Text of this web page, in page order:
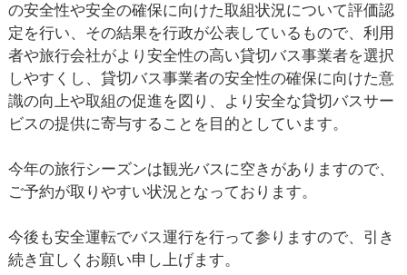
の安全性や安全の確保に向けた取組状況について評価認
定を行い、その結果を行政が公表しているもので、利用
者や旅行会社がより安全性の高い貸切バス事業者を選択
しやすくし、貸切バス事業者の安全性の確保に向けた意
識の向上や取組の促進を図り、より安全な貸切バスサー
ビスの提供に寄与することを目的としています。
今年の旅行シーズンは観光バスに空きがありますので、
ご予約が取りやすい状況となっております。
今後も安全運転でバス運行を行って参りますので、引き
続き宜しくお願い申し上げます。